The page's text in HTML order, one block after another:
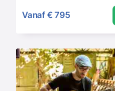
Vanaf € 795